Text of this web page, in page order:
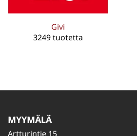
Givi
3249 tuotetta
MYYMÄLÄ
Artturintie 15